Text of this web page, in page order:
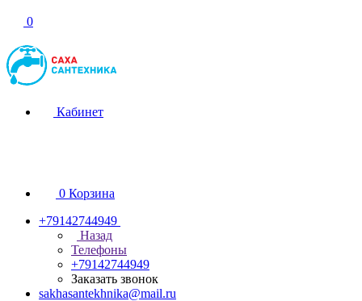
0
Кабинет
0 Корзина
+79142744949
Назад
Телефоны
+79142744949
Заказать звонок
sakhasantekhnika@mail.ru